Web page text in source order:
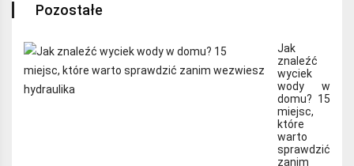
Pozostałe
Jak
znaleźć
wyciek
wody w
domu? 15
miejsc,
które
warto
sprawdzić
zanim